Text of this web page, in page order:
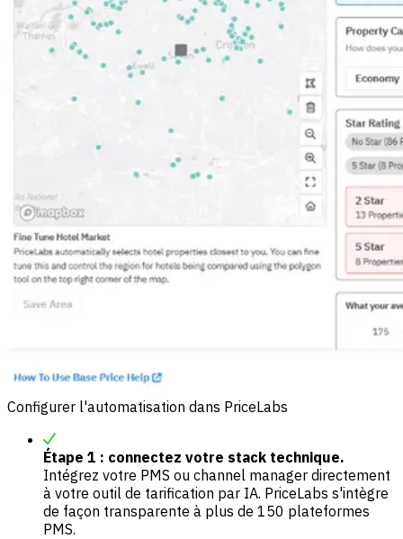
Configurer l'automatisation dans PriceLabs
Étape 1 : connectez votre stack technique.
Intégrez votre PMS ou channel manager directement
à votre outil de tarification par IA. PriceLabs s'intègre
de façon transparente à plus de 150 plateformes
PMS.